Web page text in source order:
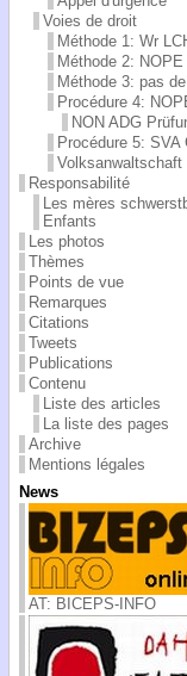
Voies de droit
Méthode 1: Wr
Méthode 2: NOPE
Méthode 3: pas
Procédure 4:
NON ADG
Procédure 5: SVA
Volksanwaltschaft
Responsabilité
Les mères
Enfants
Les photos
Thèmes
Points de vue
Remarques
Citations
Tweets
Publications
Contenu
Liste des articles
La liste des pages
Archive
Mentions légales
News
AT: BICEPS-INFO